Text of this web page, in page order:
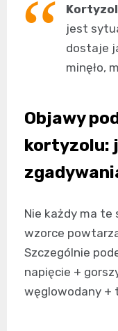
jest
dostaje
minęło,
Objawy
kortyzolu:
Nie każdy ma te
wzorce
Szczególnie
napięcie +
węglowodany +